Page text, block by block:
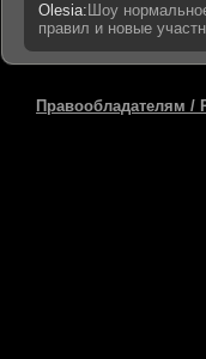
Olesia: Шоу
правил и новые
Правообладателям /